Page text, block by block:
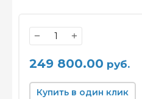
− +
249 800.00 руб.
Купить в один клик